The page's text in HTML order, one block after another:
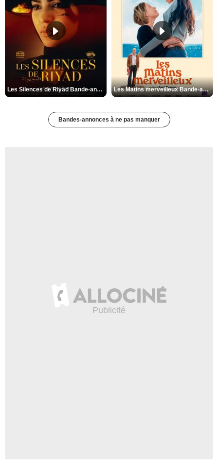
Les Silences de Riyad Bande-annonce VO STFR Les Matins merveilleux Bande-annonce VF
Bandes-annonces à ne pas manquer